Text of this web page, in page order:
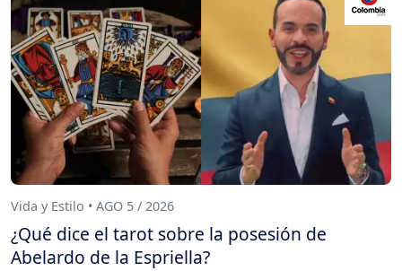
Vida y Estilo • AGO 5 / 2026
¿Qué dice el tarot sobre la posesión de
Abelardo de la Espriella?